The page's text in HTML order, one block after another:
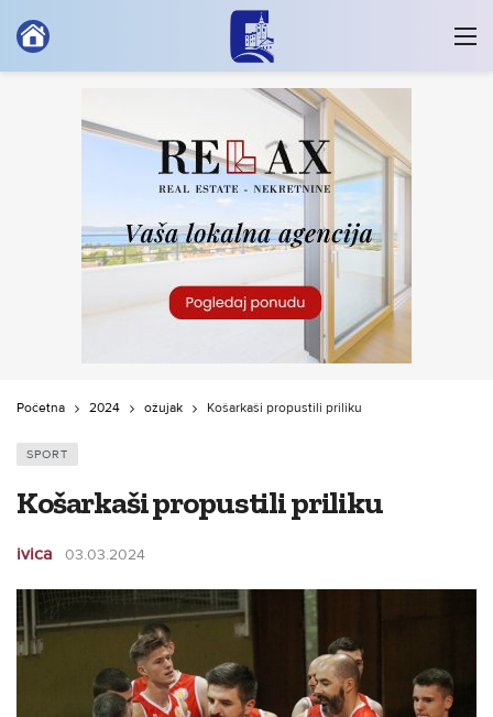
Početna 2024 ožujak Košarkaši propustili priliku
SPORT
Košarkaši propustili priliku
ivica 03.03.2024